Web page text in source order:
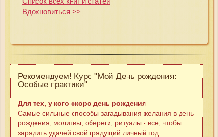
Вдохновиться >>
Рекомендуем! Курс "Мой День рождения:
Особые практики"
Для тех, у кого скоро день рождения
Самые сильные способы загадывания желания в день
рождения, молитвы, обереги, ритуалы - все, чтобы
зарядить удачей свой грядущий личный год.